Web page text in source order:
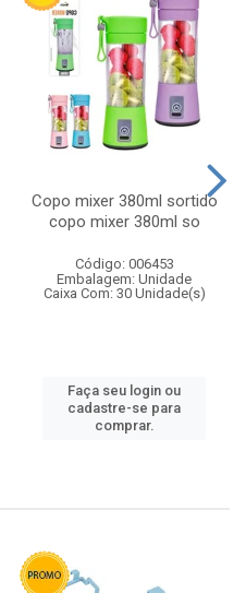
Copo mixer 380ml sortido
copo mixer 380ml so
Código: 006453
Embalagem: Unidade
Caixa Com: 30 Unidade(s)
Faça seu login ou
cadastre-se para
comprar.